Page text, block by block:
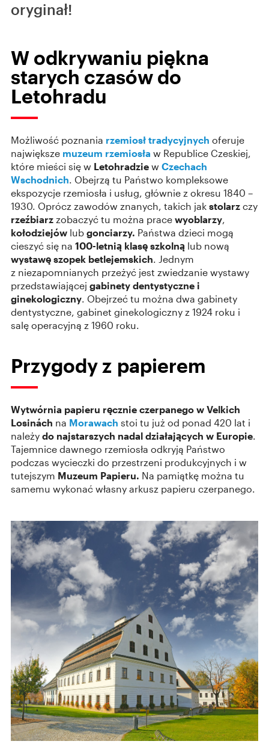
oryginał!
W odkrywaniu piękna
starych czasów do
Letohradu
Możliwość poznania rzemiosł tradycyjnych oferuje
największe muzeum rzemiosła w Republice Czeskiej,
które mieści się w Letohradzie w Czechach
Wschodnich. Obejrzą tu Państwo kompleksowe
ekspozycje rzemiosła i usług, głównie z okresu 1840 –
1930. Oprócz zawodów znanych, takich jak stolarz czy
rzeźbiarz zobaczyć tu można prace wyoblarzy,
kołodziejów lub gonciarzy. Państwa dzieci mogą
cieszyć się na 100-letnią klasę szkolną lub nową
wystawę szopek betlejemskich. Jednym
z niezapomnianych przeżyć jest zwiedzanie wystawy
przedstawiającej gabinety dentystyczne i
ginekologiczny. Obejrzeć tu można dwa gabinety
dentystyczne, gabinet ginekologiczny z 1924 roku i
salę operacyjną z 1960 roku.
Przygody z papierem
Wytwórnia papieru ręcznie czerpanego w Velkich
Losinách na Morawach stoi tu już od ponad 420 lat i
należy do najstarszych nadal działających w Europie.
Tajemnice dawnego rzemiosła odkryją Państwo
podczas wycieczki do przestrzeni produkcyjnych i w
tutejszym Muzeum Papieru. Na pamiątkę można tu
samemu wykonać własny arkusz papieru czerpanego.